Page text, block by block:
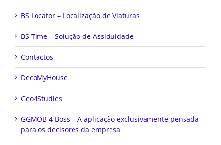
BS Locator – Localização de Viaturas
BS Time – Solução de Assiduidade
Contactos
DecoMyHouse
Geo4Studies
GGMOB 4 Boss – A aplicação exclusivamente pensada
para os decisores da empresa